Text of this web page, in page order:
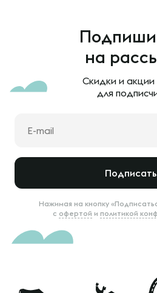
на
Скидки и акции
для
Нажимая на кнопку
с офертой и политикой